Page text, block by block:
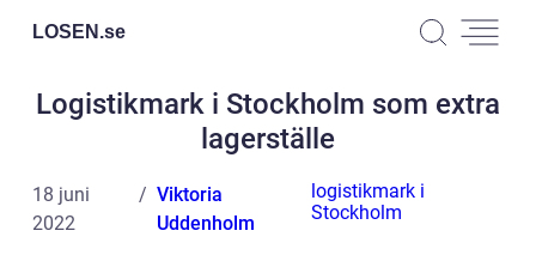
LOSEN.se
Logistikmark i Stockholm som extra
lagerställe
18 juni
2022
Viktoria
Uddenholm
logistikmark i
Stockholm